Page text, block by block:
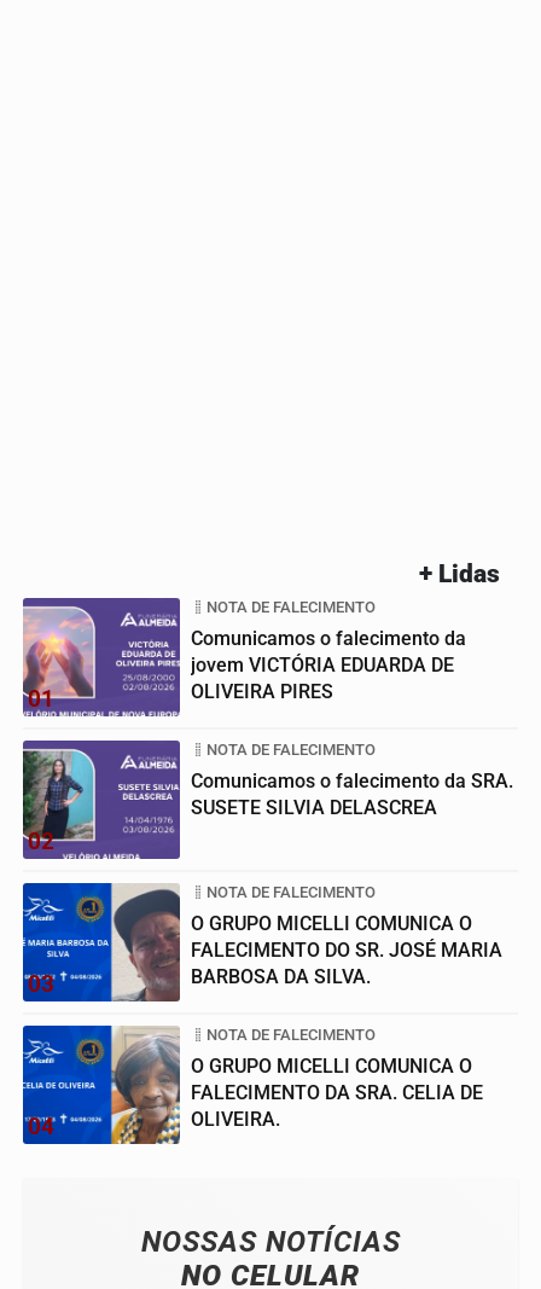
+ Lidas
01
NOTA DE FALECIMENTO
Comunicamos o falecimento da
jovem VICTÓRIA EDUARDA DE
OLIVEIRA PIRES
02
NOTA DE FALECIMENTO
Comunicamos o falecimento da SRA.
SUSETE SILVIA DELASCREA
03
NOTA DE FALECIMENTO
O GRUPO MICELLI COMUNICA O
FALECIMENTO DO SR. JOSÉ MARIA
BARBOSA DA SILVA.
04
NOTA DE FALECIMENTO
O GRUPO MICELLI COMUNICA O
FALECIMENTO DA SRA. CELIA DE
OLIVEIRA.
NOSSAS NOTÍCIAS
NO CELULAR